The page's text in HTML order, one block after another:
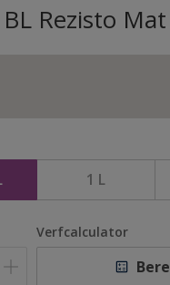
Rezisto Mat
1 L
Verfcalculator